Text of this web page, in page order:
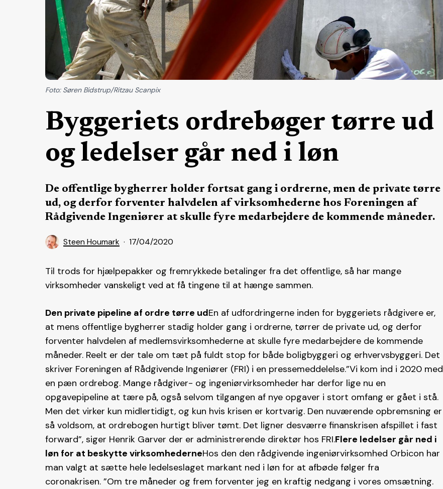
Byggeriets ordrebøger tørre ud
og ledelser går ned i løn
De offentlige bygherrer holder fortsat gang i ordrerne, men de private tørre
ud, og derfor forventer halvdelen af virksomhederne hos Foreningen af
Rådgivende Ingeniører at skulle fyre medarbejdere de kommende måneder.
Steen Houmark 17/04/2020
Foto: Søren Bidstrup/Ritzau Scanpix
Til trods for hjælpepakker og fremrykkede betalinger fra det offentlige, så har mange
virksomheder vanskeligt ved at få tingene til at hænge sammen.
Den private pipeline af ordre tørre udEn af udfordringerne inden for byggeriets rådgivere er,
at mens offentlige bygherrer stadig holder gang i ordrerne, tørrer de private ud, og derfor
forventer halvdelen af medlemsvirksomhederne at skulle fyre medarbejdere de kommende
måneder. Reelt er der tale om tæt på fuldt stop for både boligbyggeri og erhvervsbyggeri. Det
skriver Foreningen af Rådgivende Ingeniører (FRI) i en pressemeddelelse.”Vi kom ind i 2020 med
en pæn ordrebog. Mange rådgiver- og ingeniørvirksomheder har derfor lige nu en
opgavepipeline at tære på, også selvom tilgangen af nye opgaver i stort omfang er gået i stå.
Men det virker kun midlertidigt, og kun hvis krisen er kortvarig. Den nuværende opbremsning er
så voldsom, at ordrebogen hurtigt bliver tømt. Det ligner desværre finanskrisen afspillet i fast
forward”, siger Henrik Garver der er administrerende direktør hos FRI.Flere ledelser går ned i
løn for at beskytte virksomhederneHos den den rådgivende ingeniørvirksomhed Orbicon har
man valgt at sætte hele ledelseslaget markant ned i løn for at afbøde følger fra
coronakrisen. ”Om tre måneder og frem forventer jeg en kraftig nedgang i vores omsætning.